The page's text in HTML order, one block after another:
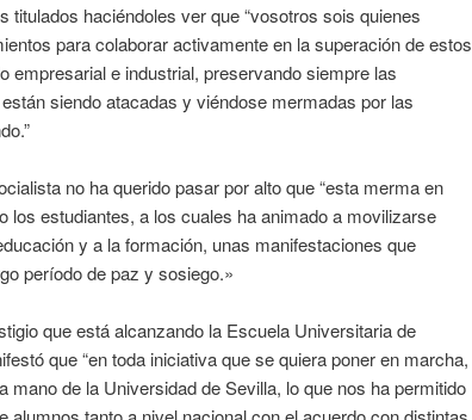
titulados haciéndoles ver que “vosotros sois quienes
para colaborar activamente en la superación de estos
empresarial e industrial, preservando siempre las
siendo atacadas y viéndose mermadas por las
no ha querido pasar por alto que “esta merma en
los estudiantes, a los cuales ha animado a movilizarse
y a la formación, unas manifestaciones que
período de paz y sosiego.»
que está alcanzando la Escuela Universitaria de
que “en toda iniciativa que se quiera poner en marcha,
mano de la Universidad de Sevilla, lo que nos ha permitido